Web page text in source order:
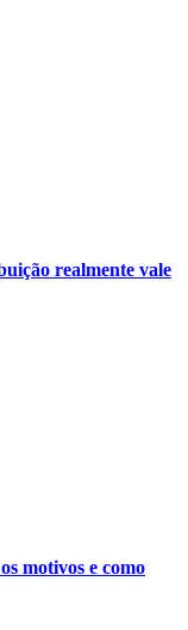
realmente vale
motivos e como